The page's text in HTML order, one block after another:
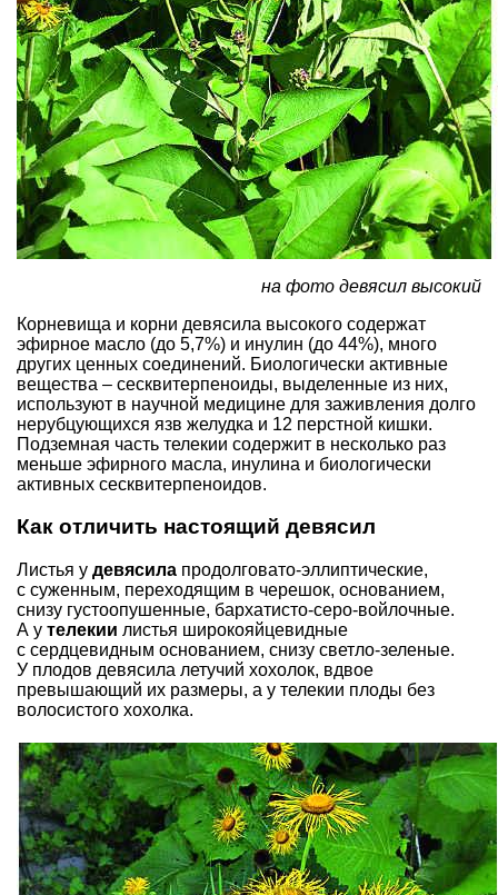
на фото девясил высокий
Корневища и корни девясила высокого содержат
эфирное масло (до 5,7%) и инулин (до 44%), много
других ценных соединений. Биологически активные
вещества – сесквитерпеноиды, выделенные из них,
используют в научной медицине для заживления долго
нерубцующихся язв желудка и 12 перстной кишки.
Подземная часть телекии содержит в несколько раз
меньше эфирного масла, инулина и биологически
активных сесквитерпеноидов.
Как отличить настоящий девясил
Листья у девясила продолговато-эллиптические,
с суженным, переходящим в черешок, основанием,
снизу густоопушенные, бархатисто-серо-войлочные.
А у телекии листья широкояйцевидные
с сердцевидным основанием, снизу светло-зеленые.
У плодов девясила летучий хохолок, вдвое
превышающий их размеры, а у телекии плоды без
волосистого хохолка.